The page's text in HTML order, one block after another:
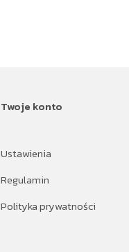
Twoje konto
Ustawienia
Regulamin
Polityka prywatności